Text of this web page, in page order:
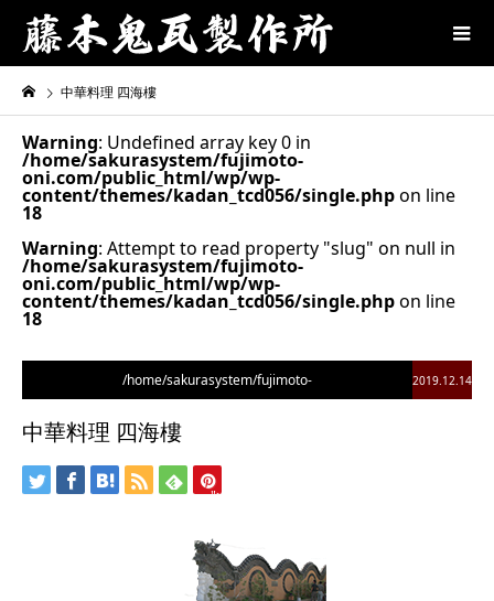
中華料理 四海樓
Warning: Undefined array key 0 in
/home/sakurasystem/fujimoto-
oni.com/public_html/wp/wp-
content/themes/kadan_tcd056/single.phpon line
18
Warning: Attempt to read property "slug" on null in
/home/sakurasystem/fujimoto-
oni.com/public_html/wp/wp-
content/themes/kadan_tcd056/single.phpon line
18
/home/sakurasystem/fujimoto-
oni.com/public_html/wp/wp-
">
: Undefined array key 0 in
/home/sakurasystem/fujimoto-
2019.12.14
中華料理 四海樓